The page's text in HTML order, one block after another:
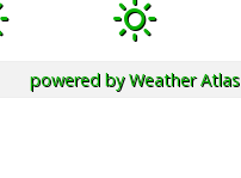
powered byWeather Atlas